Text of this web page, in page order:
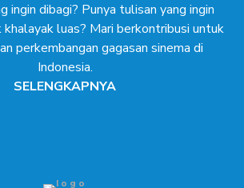
ingin dibagi? Punya tulisan yang ingin
luas? Mari berkontribusi untuk
perkembangan gagasan sinema di
Indonesia.
SELENGKAPNYA